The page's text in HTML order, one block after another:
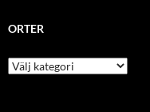
ORTER
Orter